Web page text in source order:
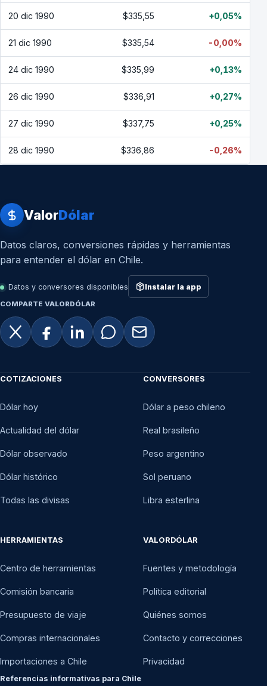
20 dic 1990 $335,55 +0,05%
21 dic 1990 $335,54 -0,00%
24 dic 1990 $335,99 +0,13%
26 dic 1990 $336,91 +0,27%
27 dic 1990 $337,75 +0,25%
28 dic 1990 $336,86 -0,26%
ValorDólar
Datos claros, conversiones rápidas y herramientas
para entender el dólar en Chile.
Datos y conversores disponibles Instalar la app
COMPARTE VALORDÓLAR
COTIZACIONES
Dólar hoy
Actualidad del dólar
Dólar observado
Dólar histórico
Todas las divisas
CONVERSORES
Dólar a peso chileno
Real brasileño
Peso argentino
Sol peruano
Libra esterlina
HERRAMIENTAS
Centro de herramientas
Comisión bancaria
Presupuesto de viaje
Compras internacionales
Importaciones a Chile
VALORDÓLAR
Fuentes y metodología
Política editorial
Quiénes somos
Contacto y correcciones
Privacidad
Referencias informativas para Chile